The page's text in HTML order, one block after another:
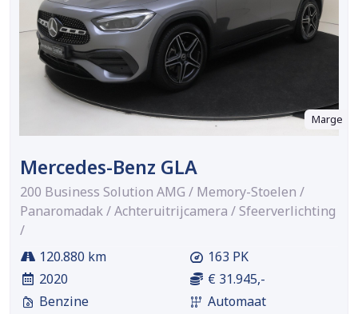
Marge
Mercedes-Benz GLA
200 Business Solution AMG / Memory-Stoelen /
Panaromadak / Achteruitrijcamera / Sfeerverlichting
/
120.880 km
2020
Benzine
163 PK
€ 31.945,-
Automaat